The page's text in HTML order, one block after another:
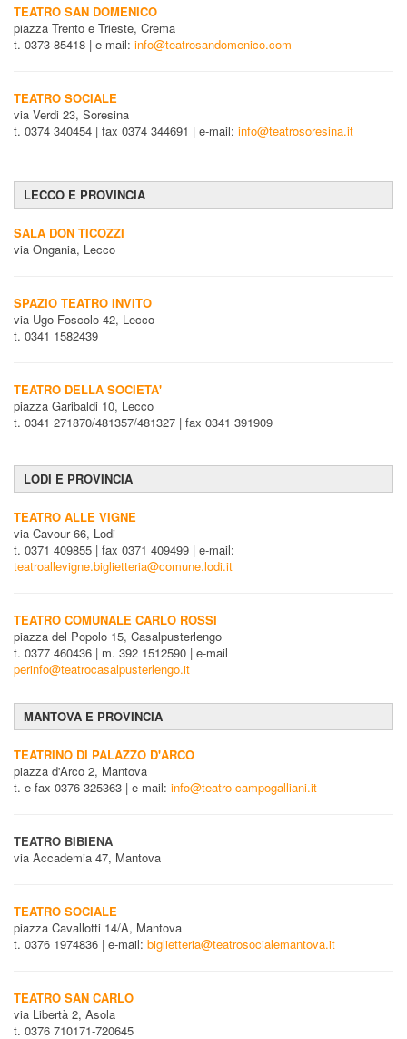
TEATRO SAN DOMENICO
piazza Trento e Trieste, Crema
t. 0373 85418 | e-mail: info@teatrosandomenico.com
TEATRO SOCIALE
via Verdi 23, Soresina
t. 0374 340454 | fax 0374 344691 | e-mail: info@teatrosoresina.it
LECCO E PROVINCIA
SALA DON TICOZZI
via Ongania, Lecco
SPAZIO TEATRO INVITO
via Ugo Foscolo 42, Lecco
t. 0341 1582439
TEATRO DELLA SOCIETA'
piazza Garibaldi 10, Lecco
t. 0341 271870/481357/481327 | fax 0341 391909
LODI E PROVINCIA
TEATRO ALLE VIGNE
via Cavour 66, Lodi
t. 0371 409855 | fax 0371 409499 | e-mail:
teatroallevigne.biglietteria@comune.lodi.it
TEATRO COMUNALE CARLO ROSSI
piazza del Popolo 15, Casalpusterlengo
t. 0377 460436 | m. 392 1512590 | e-mail
perinfo@teatrocasalpusterlengo.it
MANTOVA E PROVINCIA
TEATRINO DI PALAZZO D'ARCO
piazza d'Arco 2, Mantova
t. e fax 0376 325363 | e-mail: info@teatro-campogalliani.it
TEATRO BIBIENA
via Accademia 47, Mantova
TEATRO SOCIALE
piazza Cavallotti 14/A, Mantova
t. 0376 1974836 | e-mail: biglietteria@teatrosocialemantova.it
TEATRO SAN CARLO
via Libertà 2, Asola
t. 0376 710171-720645